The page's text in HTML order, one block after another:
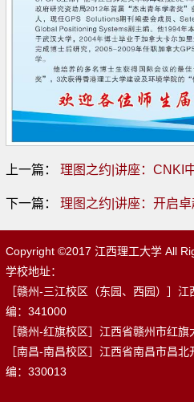
上一篇： 理图之约|讲座：CNKI
下一篇： 理图之约|讲座：开启
Copyright ©2017 江西理工大学 All
学校地址：
［赣州-三江校区（东园、西园）］
编：341000
［赣州-红旗校区］江西省赣州市红
［南昌-南昌校区］江西省南昌市昌
编：330013